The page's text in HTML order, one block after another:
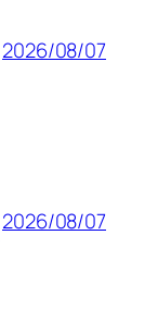
2026/08/07
2026/08/07